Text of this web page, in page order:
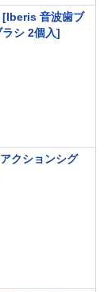
[Iberis 音波歯ブ
シ 2個入]
クションシグ